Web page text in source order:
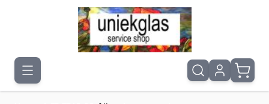
Ga naar de inhoud